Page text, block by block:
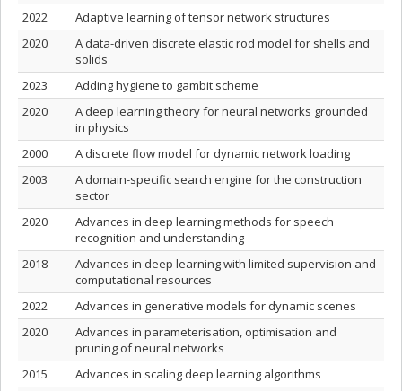
2022
Adaptive learning of tensor network structures
2020
A data-driven discrete elastic rod model for shells and
solids
2023
Adding hygiene to gambit scheme
2020
A deep learning theory for neural networks grounded
in physics
2000
A discrete flow model for dynamic network loading
2003
A domain-specific search engine for the construction
sector
2020
Advances in deep learning methods for speech
recognition and understanding
2018
Advances in deep learning with limited supervision and
computational resources
2022
Advances in generative models for dynamic scenes
2020
Advances in parameterisation, optimisation and
pruning of neural networks
2015
Advances in scaling deep learning algorithms